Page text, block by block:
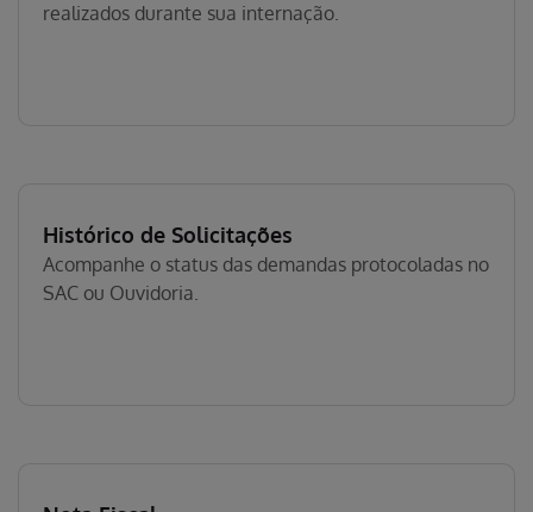
realizados durante sua internação.
Histórico de Solicitações
Acompanhe o status das demandas protocoladas no
SAC ou Ouvidoria.